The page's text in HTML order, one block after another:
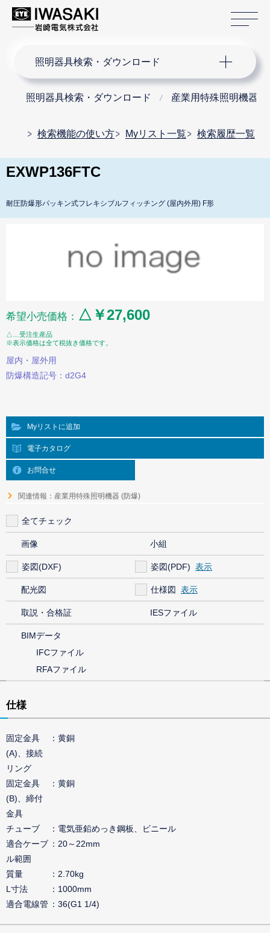
照明器具検索・ダウンロード
照明器具検索・ダウンロード 産業用特殊照明機器
検索機能の使い方 Myリスト一覧 検索履歴一覧
EXWP136FTC
耐圧防爆形パッキン式フレキシブルフィッチング (屋内外用) F形
希望小売価格： △￥27,600
△…受注生産品
※表示価格は全て税抜き価格です。
屋内・屋外用
防爆構造記号：d2G4
Myリストに追加
電子カタログ
お問合せ
関連情報：産業用特殊照明機器 (防爆)
全てチェック
画像 小組
姿図(DXF) 姿図(PDF)
配光図 仕様図
取説・合格証 IESファイル
BIMデータ
IFCファイル
RFAファイル
仕様
固定金具
(A)、接続
リング
黄銅
固定金具
(B)、締付
金具
黄銅
チューブ
電気亜鉛めっき鋼板、ビニール
適合ケーブ
ル範囲
20～22mm
質量
2.70kg
L寸法
1000mm
適合電線管
36(G1 1/4)